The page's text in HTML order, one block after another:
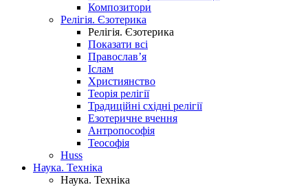
Композитори
Релігія. Єзотерика
Релігія. Єзотерика
Показати всі
Православ’я
Іслам
Християнство
Теорія релігії
Традиційні східні релігії
Езотеричне вчення
Антропософія
Теософія
Huss
Наука. Техніка
Наука. Техніка